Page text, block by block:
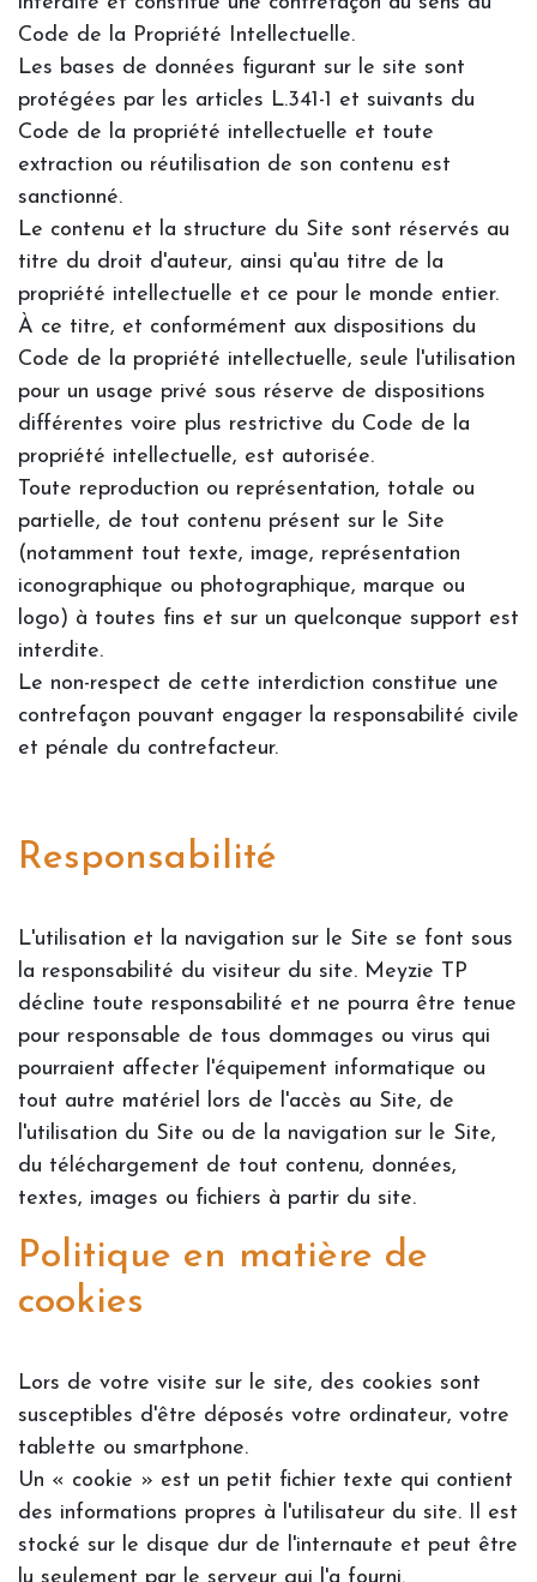
Code de la Propriété Intellectuelle.
Les bases de données figurant sur le site sont
protégées par les articles L.341-1 et suivants du
Code de la propriété intellectuelle et toute
extraction ou réutilisation de son contenu est
sanctionné.
Le contenu et la structure du Site sont réservés au
titre du droit d'auteur, ainsi qu'au titre de la
propriété intellectuelle et ce pour le monde entier.
À ce titre, et conformément aux dispositions du
Code de la propriété intellectuelle, seule l'utilisation
pour un usage privé sous réserve de dispositions
différentes voire plus restrictive du Code de la
propriété intellectuelle, est autorisée.
Toute reproduction ou représentation, totale ou
partielle, de tout contenu présent sur le Site
(notamment tout texte, image, représentation
iconographique ou photographique, marque ou
logo) à toutes fins et sur un quelconque support est
interdite.
Le non-respect de cette interdiction constitue une
contrefaçon pouvant engager la responsabilité civile
et pénale du contrefacteur.
Responsabilité
L'utilisation et la navigation sur le Site se font sous
la responsabilité du visiteur du site. Meyzie TP
décline toute responsabilité et ne pourra être tenue
pour responsable de tous dommages ou virus qui
pourraient affecter l'équipement informatique ou
tout autre matériel lors de l'accès au Site, de
l'utilisation du Site ou de la navigation sur le Site,
du téléchargement de tout contenu, données,
textes, images ou fichiers à partir du site.
Politique en matière de
cookies
Lors de votre visite sur le site, des cookies sont
susceptibles d'être déposés votre ordinateur, votre
tablette ou smartphone.
Un « cookie » est un petit fichier texte qui contient
des informations propres à l'utilisateur du site. Il est
stocké sur le disque dur de l'internaute et peut être